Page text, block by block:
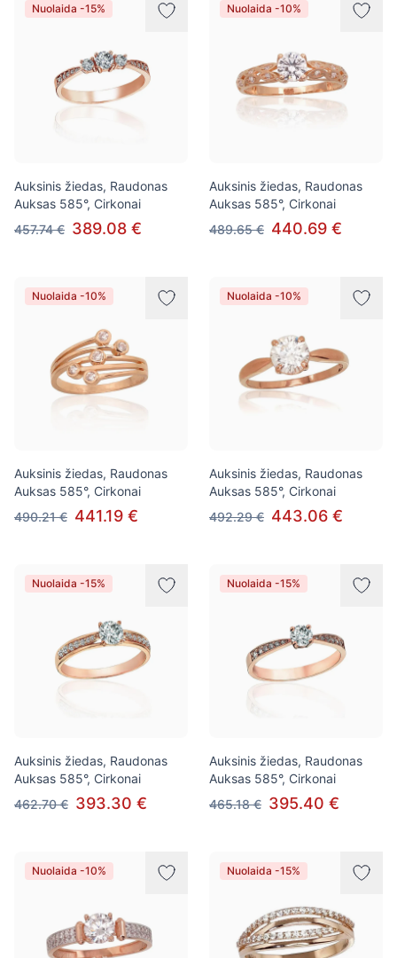
Nuolaida -15%
Auksinis žiedas, Raudonas
Auksas 585°, Cirkonai
457.74 € 389.08 €
Nuolaida -10%
Auksinis žiedas, Raudonas
Auksas 585°, Cirkonai
489.65 € 440.69 €
Nuolaida -10%
Auksinis žiedas, Raudonas
Auksas 585°, Cirkonai
490.21 € 441.19 €
Nuolaida -10%
Auksinis žiedas, Raudonas
Auksas 585°, Cirkonai
492.29 € 443.06 €
Nuolaida -15%
Auksinis žiedas, Raudonas
Auksas 585°, Cirkonai
462.70 € 393.30 €
Nuolaida -15%
Auksinis žiedas, Raudonas
Auksas 585°, Cirkonai
465.18 € 395.40 €
Nuolaida -10% Nuolaida -15%